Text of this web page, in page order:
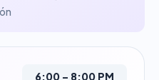
6:00 – 8:00 PM